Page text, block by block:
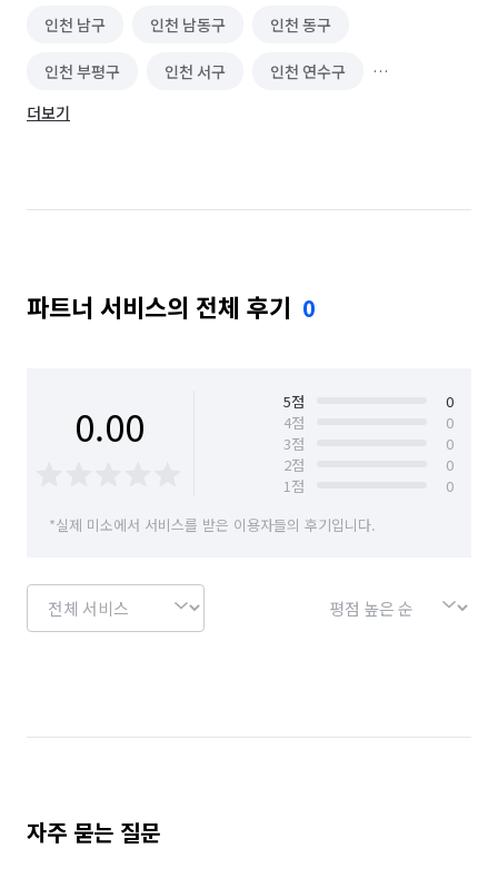
인천 남구 인천 남동구 인천 동구
인천 부평구 인천 서구 인천 연수구
인천 옹진군
더보기
파트너 서비스의 전체 후기 0
0.00 5점
0
4점
0
3점
0
2점
0
1점
0
*실제 미소에서 서비스를 받은 이용자들의 후기입니다.
자주 묻는 질문